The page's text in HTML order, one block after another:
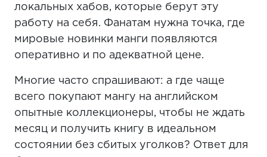
локальных хабов, которые берут эту
работу на себя. Фанатам нужна точка, где
мировые новинки манги появляются
оперативно и по адекватной цене.
Многие часто спрашивают: а где чаще
всего покупают мангу на английском
опытные коллекционеры, чтобы не ждать
месяц и получить книгу в идеальном
состоянии без сбитых уголков? Ответ для